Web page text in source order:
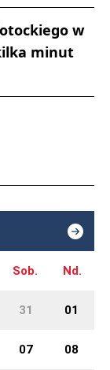
w
minut
Sob. Nd.
31 01
07 08